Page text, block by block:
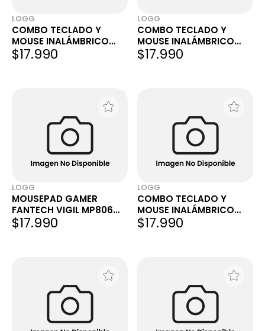
LOGG
COMBO TECLADO Y
MOUSE INALÁMBRICO
FANTECH GO POP WK895
BLUETOOTH NEGRO
$17.990
LOGG
COMBO TECLADO Y
MOUSE INALÁMBRICO
FANTECH GO MOCHI85
WK898 BLUETOOTH
$17.990
LOGG
MOUSEPAD GAMER
FANTECH VIGIL MP806
CONTROL EDITION XTRA-
LARGE 800X300X3MM
$17.990
LOGG
COMBO TECLADO Y
MOUSE INALÁMBRICO
FANTECH GO POP WK895
BLUETOOTH BEIGE INGLÉS
$17.990